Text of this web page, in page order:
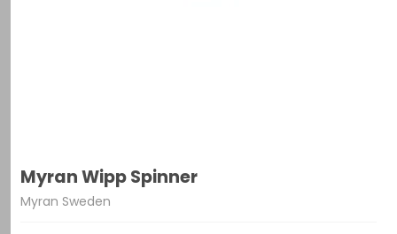
Myran Wipp Spinner
Myran Sweden